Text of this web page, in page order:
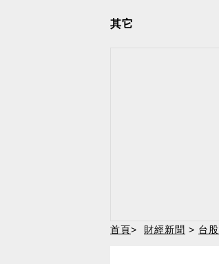
其它
首頁> 財經新聞 > 台股